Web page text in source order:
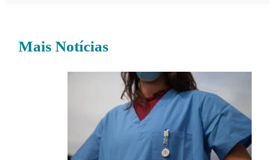
Mais Notícias